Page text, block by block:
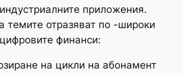
приложения.
темите отразяват по -широки
финанси:
на цикли на абонамент